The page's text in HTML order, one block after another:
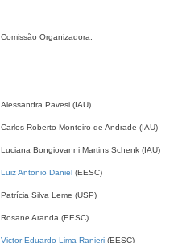
Comissão Organizadora:
Alessandra Pavesi (IAU)
Carlos Roberto Monteiro de Andrade (IAU)
Luciana Bongiovanni Martins Schenk (IAU)
Luiz Antonio Daniel(EESC)
Patrícia Silva Leme (USP)
Rosane Aranda (EESC)
Victor Eduardo Lima Ranieri(EESC)